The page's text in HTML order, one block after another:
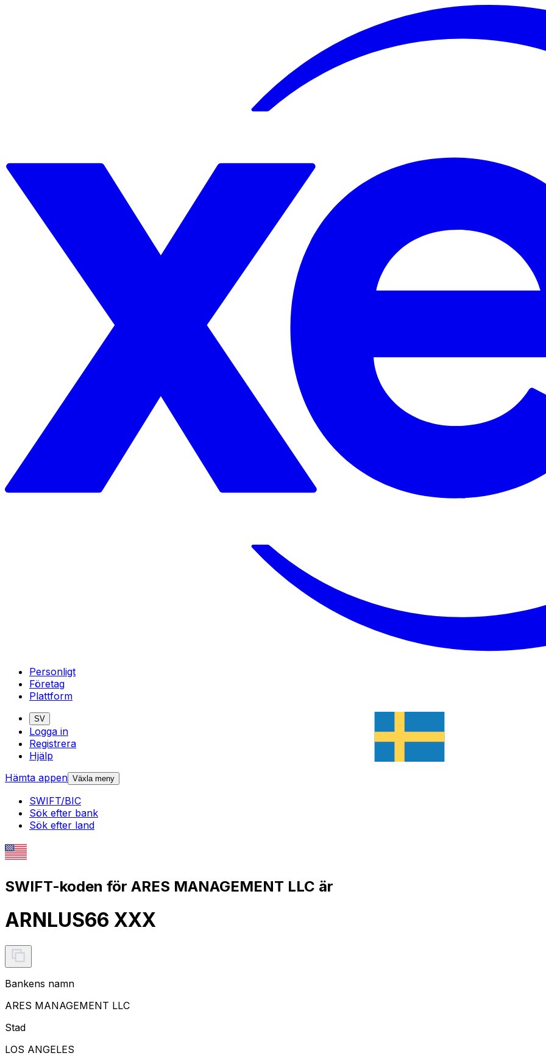
Personligt
Företag
Plattform
SV
Logga in
Registrera
Hjälp
Hämta appen Växla meny
SWIFT/BIC
Sök efter bank
Sök efter land
SWIFT-koden för ARES MANAGEMENT LLC är
ARNLUS66 XXX
Bankens namn
ARES MANAGEMENT LLC
Stad
LOS ANGELES